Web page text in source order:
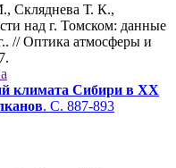
Скляднева Т. К.,
над г. Томском: данные
// Оптика атмосферы и
климата Сибири в ХХ
. С. 887-893